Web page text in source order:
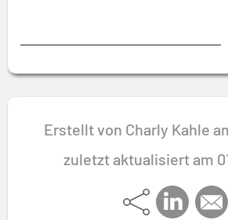
Erstellt von Charly Kahle
zuletzt aktualisiert am